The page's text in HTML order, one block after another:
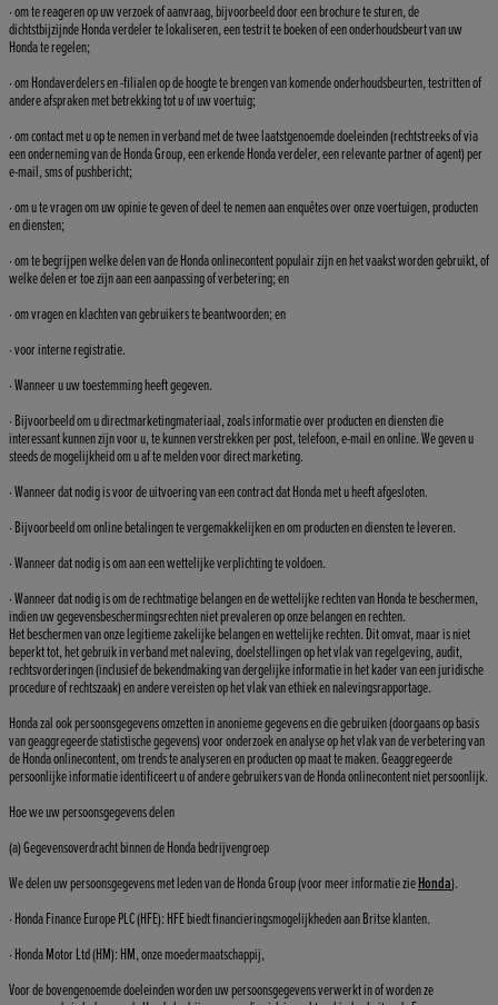
· om te reageren op uw verzoek of aanvraag, bijvoorbeeld door een brochure te sturen, de
dichtstbijzijnde Honda verdeler te lokaliseren, een testrit te boeken of een onderhoudsbeurt van uw
Honda te regelen;
· om Hondaverdelers en -filialen op de hoogte te brengen van komende onderhoudsbeurten, testritten of
andere afspraken met betrekking tot u of uw voertuig;
· om contact met u op te nemen in verband met de twee laatstgenoemde doeleinden (rechtstreeks of via
een onderneming van de Honda Group, een erkende Honda verdeler, een relevante partner of agent) per
e-mail, sms of pushbericht;
· om u te vragen om uw opinie te geven of deel te nemen aan enquêtes over onze voertuigen, producten
en diensten;
· om te begrijpen welke delen van de Honda onlinecontent populair zijn en het vaakst worden gebruikt, of
welke delen er toe zijn aan een aanpassing of verbetering; en
· om vragen en klachten van gebruikers te beantwoorden; en
· voor interne registratie.
· Wanneer u uw toestemming heeft gegeven.
· Bijvoorbeeld om u directmarketingmateriaal, zoals informatie over producten en diensten die
interessant kunnen zijn voor u, te kunnen verstrekken per post, telefoon, e-mail en online. We geven u
steeds de mogelijkheid om u af te melden voor direct marketing.
· Wanneer dat nodig is voor de uitvoering van een contract dat Honda met u heeft afgesloten.
· Bijvoorbeeld om online betalingen te vergemakkelijken en om producten en diensten te leveren.
· Wanneer dat nodig is om aan een wettelijke verplichting te voldoen.
· Wanneer dat nodig is om de rechtmatige belangen en de wettelijke rechten van Honda te beschermen,
indien uw gegevensbeschermingsrechten niet prevaleren op onze belangen en rechten.
Het beschermen van onze legitieme zakelijke belangen en wettelijke rechten. Dit omvat, maar is niet
beperkt tot, het gebruik in verband met naleving, doelstellingen op het vlak van regelgeving, audit,
rechtsvorderingen (inclusief de bekendmaking van dergelijke informatie in het kader van een juridische
procedure of rechtszaak) en andere vereisten op het vlak van ethiek en nalevingsrapportage.
Honda zal ook persoonsgegevens omzetten in anonieme gegevens en die gebruiken (doorgaans op basis
van geaggregeerde statistische gegevens) voor onderzoek en analyse op het vlak van de verbetering van
de Honda onlinecontent, om trends te analyseren en producten op maat te maken. Geaggregeerde
persoonlijke informatie identificeert u of andere gebruikers van de Honda onlinecontent niet persoonlijk.
Hoe we uw persoonsgegevens delen
(a) Gegevensoverdracht binnen de Honda bedrijvengroep
We delen uw persoonsgegevens met leden van de Honda Group (voor meer informatie zieHonda).
· Honda Finance Europe PLC (HFE): HFE biedt financieringsmogelijkheden aan Britse klanten.
· Honda Motor Ltd (HM): HM, onze moedermaatschappij,
Voor de bovengenoemde doeleinden worden uw persoonsgegevens verwerkt in of worden ze